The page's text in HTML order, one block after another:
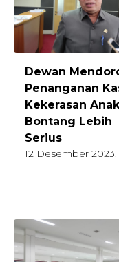
Dewan
Penanganan
Kekerasan
Bontang Lebih
Serius
12 Desember 2023,